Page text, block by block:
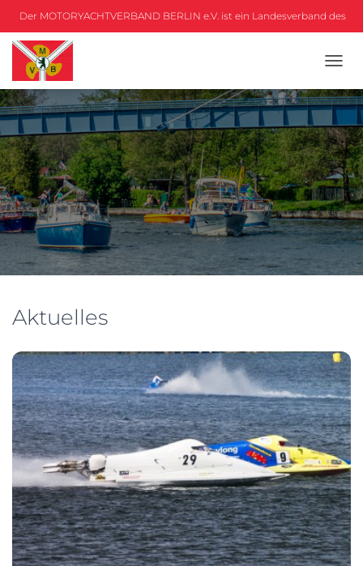
Der MOTORYACHTVERBAND BERLIN e.V. ist ein Landesverband des
Aktuelles